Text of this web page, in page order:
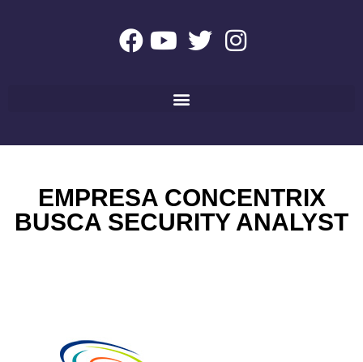
EMPRESA CONCENTRIX
BUSCA SECURITY ANALYST